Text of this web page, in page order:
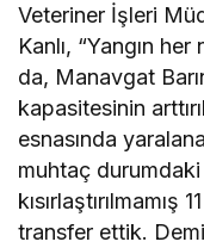
Veteriner İşleri
Kanlı, “Yangın
da, Manavgat
kapasitesinin
esnasında
muhtaç durumdaki
kısırlaştırılmamış
transfer ettik.